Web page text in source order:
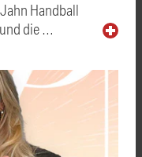
Handball
die …